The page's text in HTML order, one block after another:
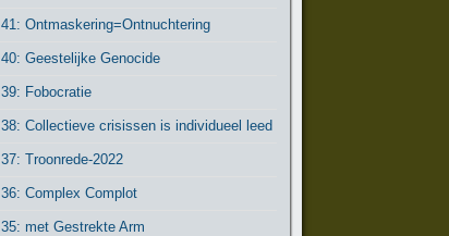
41: Ontmaskering=Ontnuchtering
40: Geestelijke Genocide
39: Fobocratie
38: Collectieve crisissen is individueel leed
37: Troonrede-2022
36: Complex Complot
35: met Gestrekte Arm